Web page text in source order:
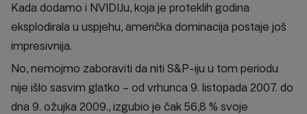
Kada dodamo i NVIDIJu, koja je proteklih godina
eksplodirala u uspjehu, američka dominacija postaje još
impresivnija.
No, nemojmo zaboraviti da niti S&P-iju u tom periodu
nije išlo sasvim glatko – od vrhunca 9. listopada 2007. do
dna 9. ožujka 2009., izgubio je čak 56,8 % svoje